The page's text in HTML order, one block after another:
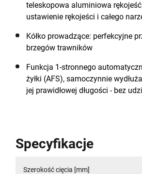
teleskopowa aluminiowa
ustawienie rękojeści i całego
Kółko prowadzące: perfekcyjne
brzegów trawników
Funkcja 1-stronnego
żyłki (AFS), samoczynnie
jej prawidłowej długości - bez
Specyfikacje
Szerokość cięcia [mm]